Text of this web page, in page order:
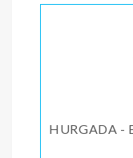
HURGADA -